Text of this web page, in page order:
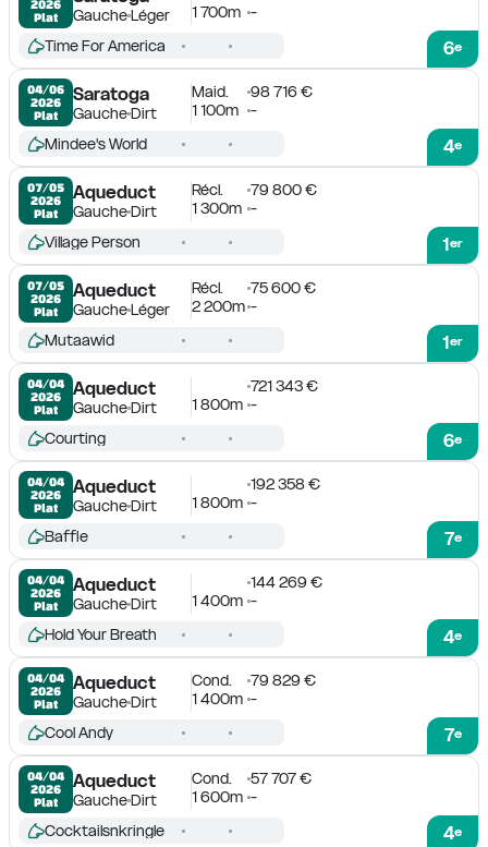
2026
Plat
GaucheLéger
1 700m -
6e
Time For America
04/06
2026
Plat
Saratoga
GaucheDirt
Maid.
98 716 €
1 100m
-
4e
Mindee's World
07/05
2026
Plat
Aqueduct
GaucheDirt
Récl.
79 800 €
1 300m -
1er
Village Person
07/05
2026
Plat
Aqueduct
GaucheLéger
Récl.
75 600 €
2 200m -
1er
Mutaawid
04/04
2026
Plat
Aqueduct
GaucheDirt
721 343 €
1 800m -
6e
Courting
04/04
2026
Plat
Aqueduct
GaucheDirt
192 358 €
1 800m -
7e
Baffle
04/04
2026
Plat
Aqueduct
GaucheDirt
144 269 €
1 400m -
4e
Hold Your Breath
04/04
2026
Plat
Aqueduct
GaucheDirt
Cond.
79 829 €
1 400m -
7e
Cool Andy
04/04
2026
Plat
Aqueduct
GaucheDirt
Cond.
57 707 €
1 600m -
4e
Cocktailsnkringle